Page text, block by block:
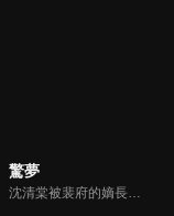
驚夢
沈清棠被裴府的嫡長子裴琮之收留入府，成為裴府寄人籬下的養女，和裴琮之名義上的妹妹。為擺脫裴家的步步算計、步步緊逼、步步束縛…沈清棠主動出擊，與平南王府世子燕城交好，欲借助新的婚姻擺脫裴府，此舉卻遭大哥裴琮之的反對與阻撓，至此也揭開了裴琮之對她深藏心中的隱晦感情。